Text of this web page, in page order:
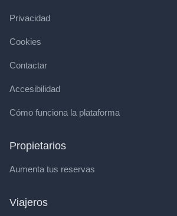
Privacidad
Cookies
Contactar
Accesibilidad
Cómo funciona la plataforma
Propietarios
Aumenta tus reservas
Viajeros